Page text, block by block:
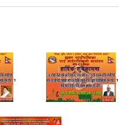
, ,